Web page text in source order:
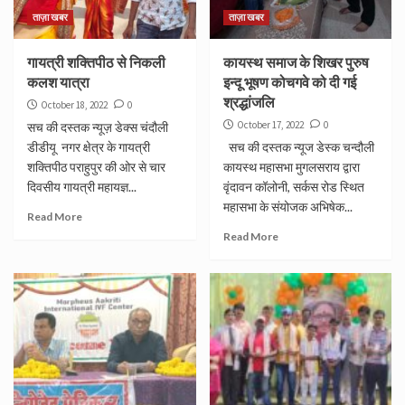
ताज़ा खबर
गायत्री शक्तिपीठ से निकली
कलश यात्रा
October 18, 2022 0
सच की दस्तक न्यूज़ डेक्स चंदौली
डीडीयू नगर क्षेत्र के गायत्री
शक्तिपीठ पराहुपुर की ओर से चार
दिवसीय गायत्री महायज्ञ...
Read More
ताज़ा खबर
कायस्थ समाज के शिखर पुरुष
इन्दू भूषण कोचगवे को दी गई
श्रद्धांजलि
October 17, 2022 0
सच की दस्तक न्यूज डेस्क चन्दौली
कायस्थ महासभा मुगलसराय द्वारा
वृंदावन कॉलोनी, सर्कस रोड स्थित
महासभा के संयोजक अभिषेक...
Read More